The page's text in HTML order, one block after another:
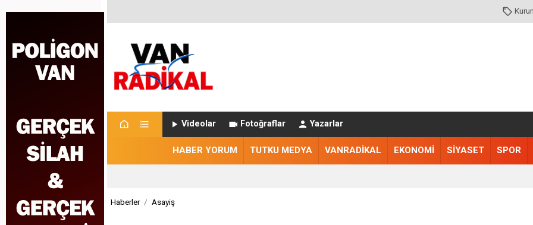
Videolar Fotoğraflar Yazarlar
HABER YORUM TUTKU MEDYA VANRADİKAL EKONOMİ SİYASET SPOR
Haberler Asayiş